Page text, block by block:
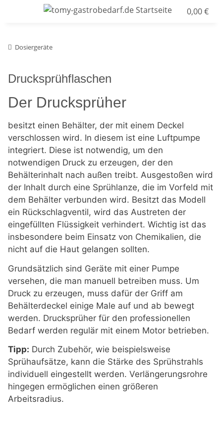
0,00 €
Dosiergeräte
Drucksprühflaschen
Der Drucksprüher
besitzt einen Behälter, der mit einem Deckel
verschlossen wird. In diesem ist eine Luftpumpe
integriert. Diese ist notwendig, um den
notwendigen Druck zu erzeugen, der den
Behälterinhalt nach außen treibt. Ausgestoßen wird
der Inhalt durch eine Sprühlanze, die im Vorfeld mit
dem Behälter verbunden wird. Besitzt das Modell
ein Rückschlagventil, wird das Austreten der
eingefüllten Flüssigkeit verhindert. Wichtig ist das
insbesondere beim Einsatz von Chemikalien, die
nicht auf die Haut gelangen sollten.
Grundsätzlich sind Geräte mit einer Pumpe
versehen, die man manuell betreiben muss. Um
Druck zu erzeugen, muss dafür der Griff am
Behälterdeckel einige Male auf und ab bewegt
werden. Drucksprüher für den professionellen
Bedarf werden regulär mit einem Motor betrieben.
Tipp: Durch Zubehör, wie beispielsweise
Sprühaufsätze, kann die Stärke des Sprühstrahls
individuell eingestellt werden. Verlängerungsrohre
hingegen ermöglichen einen größeren
Arbeitsradius.